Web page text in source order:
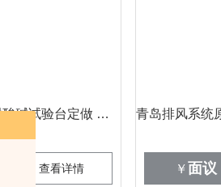
潍坊钢木实验台耐酸碱试验台定做 盛翔
查看详情 ￥ 面议